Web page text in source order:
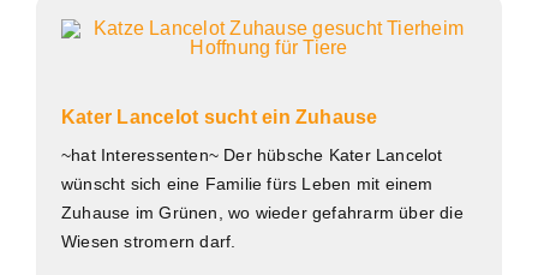
Kater Lancelot sucht ein Zuhause
~hat Interessenten~ Der hübsche Kater Lancelot
wünscht sich eine Familie fürs Leben mit einem
Zuhause im Grünen, wo wieder gefahrarm über die
Wiesen stromern darf.